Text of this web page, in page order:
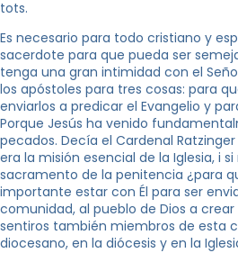
tots.
Es necesario para todo cristiano y
sacerdote para que pueda ser
tenga una gran intimidad con el
los apóstoles para tres cosas: para
enviarlos a predicar el Evangelio y
Porque Jesús ha venido
pecados. Decía el Cardenal
era la misión esencial de la Iglesia, i
sacramento de la penitencia ¿para
importante estar con Él para ser
comunidad, al pueblo de Dios a
sentiros también miembros de esta
diocesano, en la diócesis y en la